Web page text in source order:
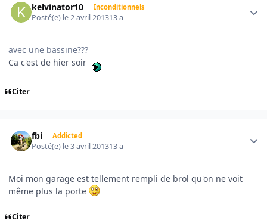
kelvinator10 Inconditionnels
Posté(e) le 2 avril 201313 a
avec une bassine???
Ca c'est de hier soir
Citer
fbi Addicted
Posté(e) le 3 avril 201313 a
Moi mon garage est tellement rempli de brol qu'on ne voit
même plus la porte
Citer